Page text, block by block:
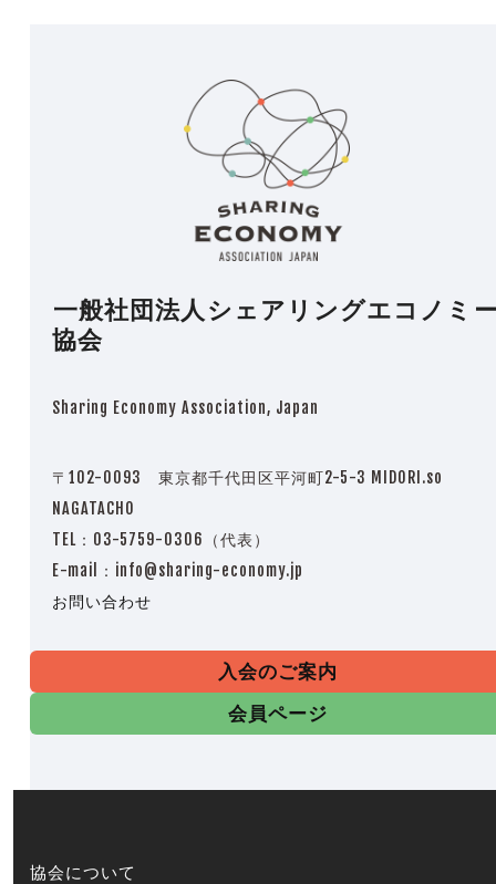
一般社団法人シェアリングエコノミ
協会
Sharing Economy Association, Japan
〒102-0093 東京都千代田区平河町2-5-3 MIDORI.so
NAGATACHO
TEL：03-5759-0306（代表）
E-mail：info@sharing-economy.jp
お問い合わせ
入会のご案内
会員ページ
協会について